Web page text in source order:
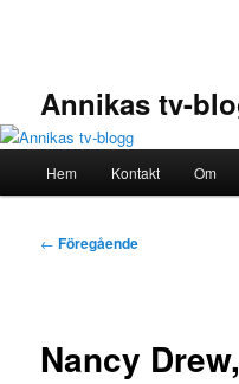
Annikas tv-
Hem Kontakt Om
Inläggsnavigering
← Föregående
Nancy